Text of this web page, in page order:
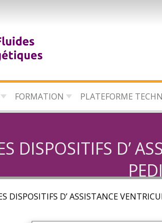
FORMATION PLATEFORME
DISPOSITIFS D’
DISPOSITIFS D’ ASSISTANCE